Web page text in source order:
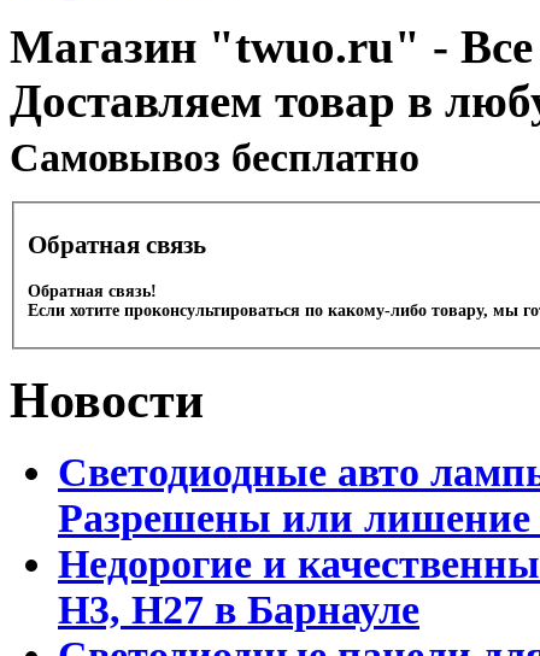
Магазин "twuo.ru" - Все
Доставляем товар в
Cамовывоз бесплатно
Обратная связь
Обратная связь!
Если хотите проконсультироваться по какому-либо товару, мы
Новости
Светодиодные авто
Разрешены или лишение
Недорогие и
Н3, Н27 в Барнауле